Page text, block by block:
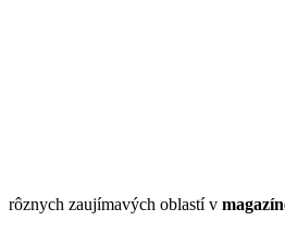
rôznych zaujímavých oblastí v